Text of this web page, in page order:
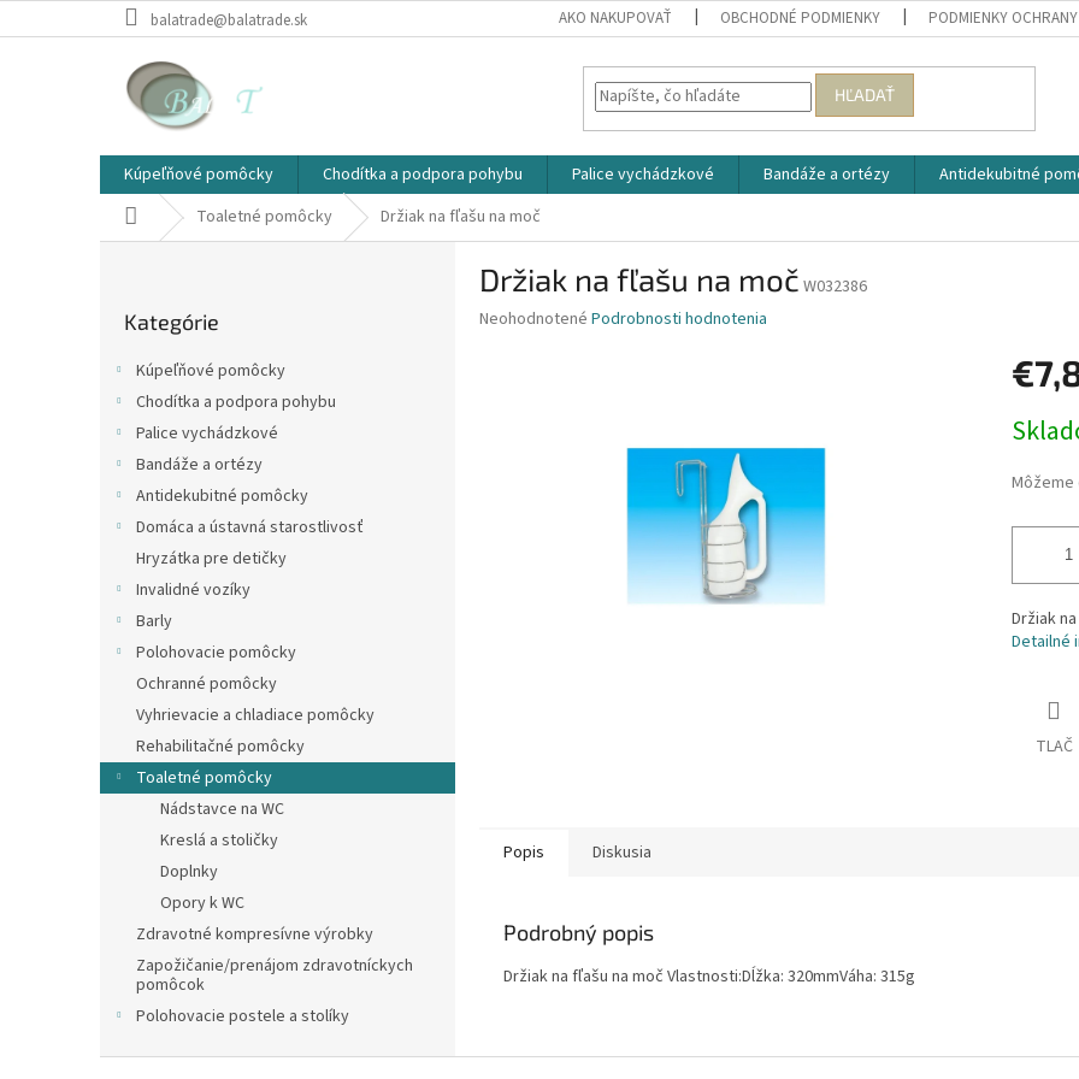
na
balatrade@balatrade.sk AKO NAKUPOVAŤ OBCHODNÉ PODMIENKY PODMIENKY OCHRANY
HĽADAŤ
Kúpeľňové pomôcky Chodítka a podpora pohybu Palice vychádzkové Bandáže a ortézy Antidekubitné
Domov Toaletné pomôcky Držiak na fľašu na moč
kategórie
Kategórie
Kúpeľňové pomôcky
Chodítka a podpora pohybu
Palice vychádzkové
Bandáže a ortézy
Antidekubitné pomôcky
Domáca a ústavná starostlivosť
Hryzátka pre detičky
Invalidné vozíky
Barly
Polohovacie pomôcky
Ochranné pomôcky
Vyhrievacie a chladiace pomôcky
Rehabilitačné pomôcky
Toaletné pomôcky
Nádstavce na WC
Kreslá a stoličky
Doplnky
Opory k WC
Zdravotné kompresívne výrobky
Zapožičanie/prenájom zdravotníckych
pomôcok
Polohovacie postele a stolíky
Držiak na fľašu na moč W032386
Priemerné
Neohodnotené Podrobnosti hodnotenia
cena:
Držiak
Detailné
TLAČ
Popis Diskusia
Podrobný popis
Držiak na fľašu na moč Vlastnosti:Dĺžka: 320mmVáha: 315g